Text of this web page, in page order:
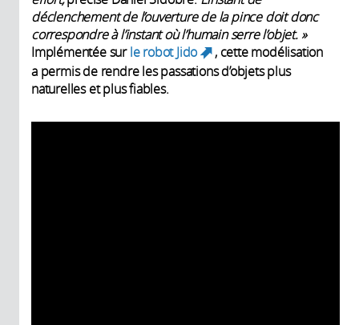
déclenchement de l’ouverture de la pince doit donc
correspondre à l’instant où l’humain serre l’objet. »
Implémentée surle robot Jido (link is external)
, cette modélisation
a permis de rendre les passations d’objets plus
naturelles et plus fiables.